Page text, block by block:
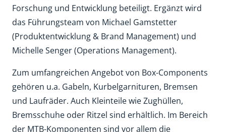
Forschung und Entwicklung beteiligt. Ergänzt wird
das Führungsteam von Michael Gamstetter
(Produktentwicklung & Brand Management) und
Michelle Senger (Operations Management).
Zum umfangreichen Angebot von Box-Components
gehören u.a. Gabeln, Kurbelgarnituren, Bremsen
und Laufräder. Auch Kleinteile wie Zughüllen,
Bremsschuhe oder Ritzel sind erhältlich. Im Bereich
der MTB-Komponenten sind vor allem die